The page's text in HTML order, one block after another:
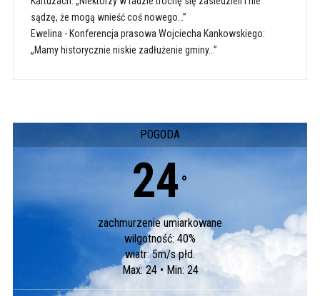
sądzę, że mogą wnieść coś nowego…”
Ewelina - Konferencja prasowa Wojciecha Kankowskiego:
„Mamy historycznie niskie zadłużenie gminy…”
POGODA
24 °
zachmurzenie umiarkowane
wilgotność: 40%
wiatr: 5m/s płd.
Max: 24 • Min: 24